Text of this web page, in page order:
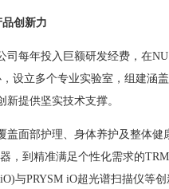
创新力
司每年投入巨额研发经费，在
设立多个专业实验室，组建涵
提供坚实技术支撑。
盖面部护理、身体养护及整体健
，到精准满足个性化需求的
与PRYSM iO超光谱扫描仪等